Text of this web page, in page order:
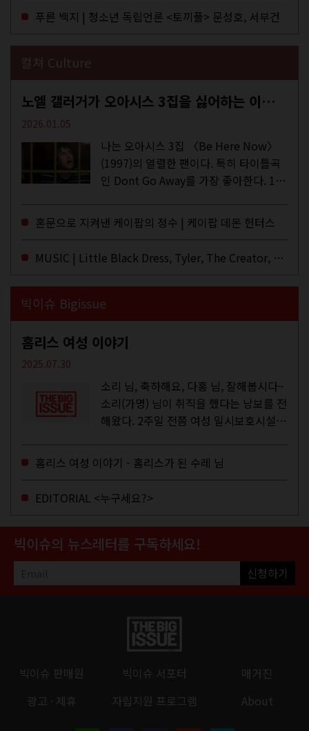
푸른 백지 | 청소년 독립언론 <토끼풀> 문성호, 서부건
컬쳐 Culture
노엘 갤러거가 오아시스 3집을 싫어하는 이유 | DEFINITELY MAYBE, AGAIN
2026.01.05
나는 오아시스 3집 〈Be Here Now〉
(1997)의 열렬한 팬이다. 특히 타이틀곡
인 Dont Go Away를 가장 좋아한다. 15
이브·데모·부틀렉을 합쳐 3만 번 이상은
듣지 않았나 싶다. 이토록...
혼문으로 지켜낸 케이팝의 정수 | 케이팝 데몬 헌터스
MUSIC | Little Black Dress, Tyler, The Creator, Essie Jain
빅이슈 Bigissue
홈리스 여성 이야기
2025.07.30
소리 님, 축하해요, 다홍 님, 잘해봅시다~
소리(가명) 님이 취직을 했다는 낭보를 전
해왔다. 2주일 전쯤 여성 일시보호시설에
고, 저 오늘이 마지막이에요, 이렇게 인사
를 하고 가셨던...
홈리스 여성 이야기 - 홈리스가 된 수레 님
EDITORIAL <누구세요?>
빅이슈의 뉴스레터를 구독하세요!
신청하기
빅이슈 판매원 빅이슈 서포터
매거진
광고 · 제휴
자립지원 프로그램 About